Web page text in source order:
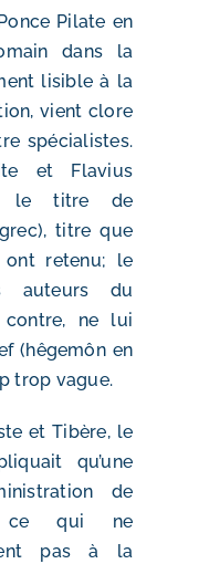
Pilate en
dans la
lisible à la
vient clore
spécialistes.
et Flavius
le titre de
titre que
ont retenu; le
auteurs du
contre, ne lui
(hêgemôn en
trop vague.
et Tibère, le
qu’une
de
ce qui ne
pas à la